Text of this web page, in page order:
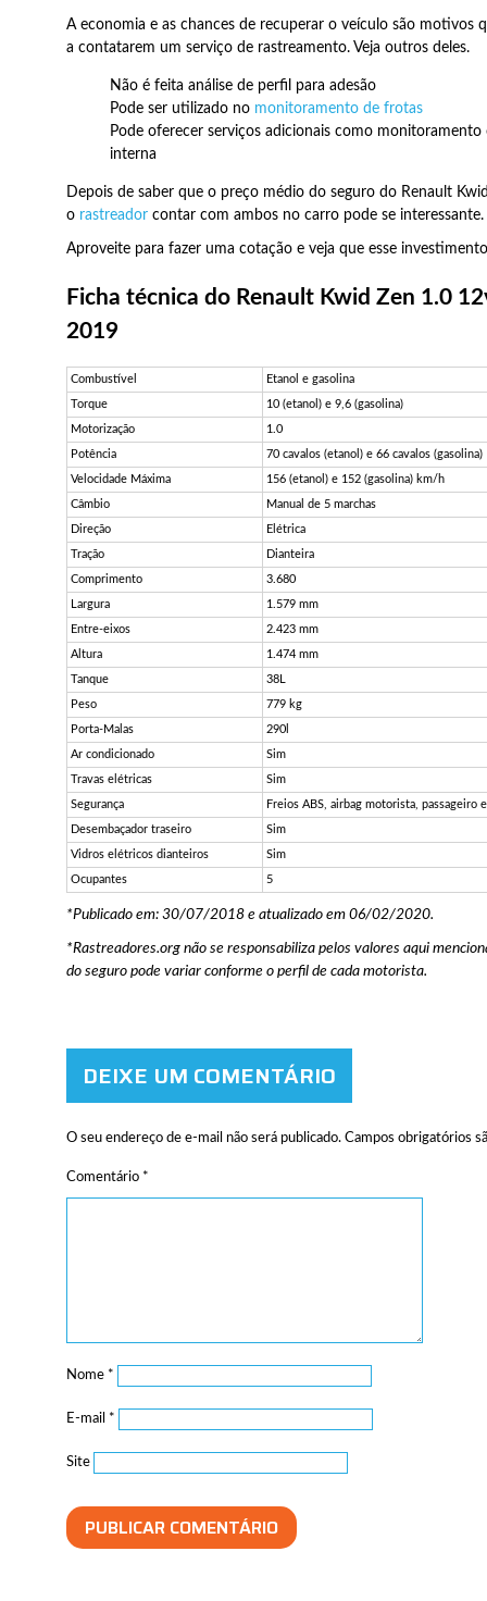
A economia e as chances de recuperar o veículo são motivos
a contatarem um serviço de rastreamento. Veja outros deles.
Não é feita análise de perfil para adesão
Pode ser utilizado no monitoramento de frotas
Pode oferecer serviços adicionais como monitoramento
interna
Depois de saber que o preço médio do seguro do Renault
o rastreadorcontar com ambos no carro pode se interessante.
Aproveite para fazer uma cotação e veja que esse
Ficha técnica do Renault Kwid Zen 1.0
2019
Combustível Etanol e gasolina
Torque 10 (etanol) e 9,6 (gasolina)
Motorização 1.0
Potência 70 cavalos (etanol) e 66 cavalos (gasolina)
Velocidade Máxima 156 (etanol) e 152 (gasolina) km/h
Câmbio Manual de 5 marchas
Direção Elétrica
Tração Dianteira
Comprimento 3.680
Largura 1.579 mm
Entre-eixos 2.423 mm
Altura 1.474 mm
Tanque 38L
Peso 779 kg
Porta-Malas 290l
Ar condicionado Sim
Travas elétricas Sim
Segurança Freios ABS, airbag motorista, passageiro
Desembaçador traseiro Sim
Vidros elétricos dianteiros Sim
Ocupantes 5
*Publicado em: 30/07/2018 e atualizado em 06/02/2020.
*Rastreadores.org não se responsabiliza pelos valores aqui
do seguro pode variar conforme o perfil de cada motorista.
DEIXE UM COMENTÁRIO
O seu endereço de e-mail não será publicado. Campos obrigatórios
Comentário *
Nome *
E-mail *
Site